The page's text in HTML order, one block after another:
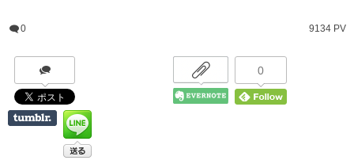
0 9134 PV
0